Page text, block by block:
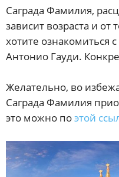
Саграда Фамилия,
зависит возраста и от
хотите ознакомиться
Антонио Гауди.
Желательно, во
Саграда Фамилия
это можно поэтой